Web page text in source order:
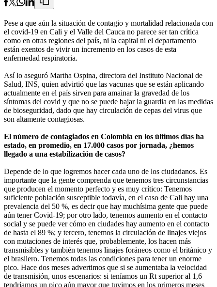
Pese a que aún la situación de contagio y mortalidad relacionada con
el covid-19 en Cali y el Valle del Cauca no parece ser tan crítica
como en otras regiones del país, ni la capital ni el departamento
están exentos de vivir un incremento en los casos de esta
enfermedad respiratoria.
Así lo aseguró Martha Ospina, directora del Instituto Nacional de
Salud, INS, quien advirtió que las vacunas que se están aplicando
actualmente en el país sirven para amainar la gravedad de los
síntomas del covid y que no se puede bajar la guardia en las medidas
de bioseguridad, dado que hay circulación de cepas del virus que
son altamente contagiosas.
El número de contagiados en Colombia en los últimos días ha
estado, en promedio, en 17.000 casos por jornada, ¿hemos
llegado a una estabilización de casos?
Depende de lo que logremos hacer cada uno de los ciudadanos. Es
importante que la gente comprenda que tenemos tres circunstancias
que producen el momento perfecto y es muy crítico: Tenemos
suficiente población susceptible todavía, en el caso de Cali hay una
prevalencia del 50 %, es decir que hay muchísima gente que puede
aún tener Covid-19; por otro lado, tenemos aumento en el contacto
social y se puede ver cómo en ciudades hay aumento en el contacto
de hasta el 89 %; y tercero, tenemos la circulación de linajes viejos
con mutaciones de interés que, probablemente, los hacen más
transmisibles y también tenemos linajes foráneos como el británico y
el brasilero. Tenemos todas las condiciones para tener un enorme
pico. Hace dos meses advertimos que si se aumentaba la velocidad
de transmisión, unos escenarios: si teníamos un Rt superior al 1,6
tendríamos un pico aún mayor que tuvimos en los primeros meses